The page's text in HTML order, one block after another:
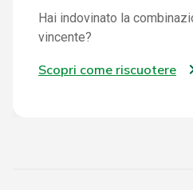
Hai indovinato la
vincente?
Scopri come riscuotere